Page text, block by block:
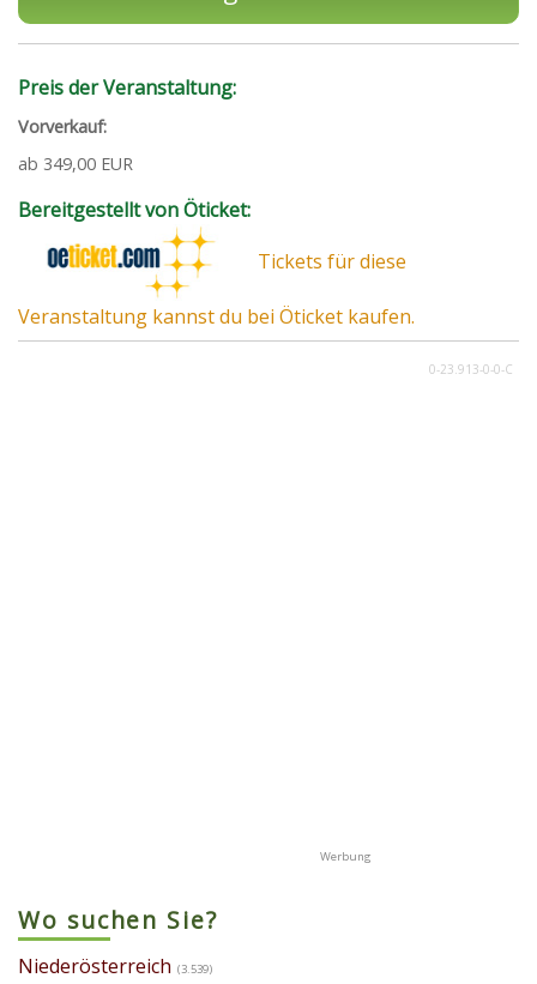
Preis der Veranstaltung:
Vorverkauf:
ab 349,00 EUR
Bereitgestellt von Öticket:
Tickets für diese
Veranstaltung kannst du bei Öticket kaufen.
0-23.913-0-0-C
Wo suchen Sie?
Niederösterreich (3.539)